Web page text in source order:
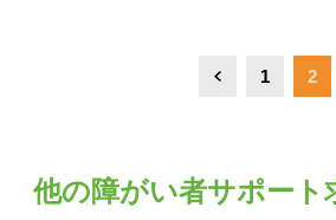
1 2
他の障がい者サポート